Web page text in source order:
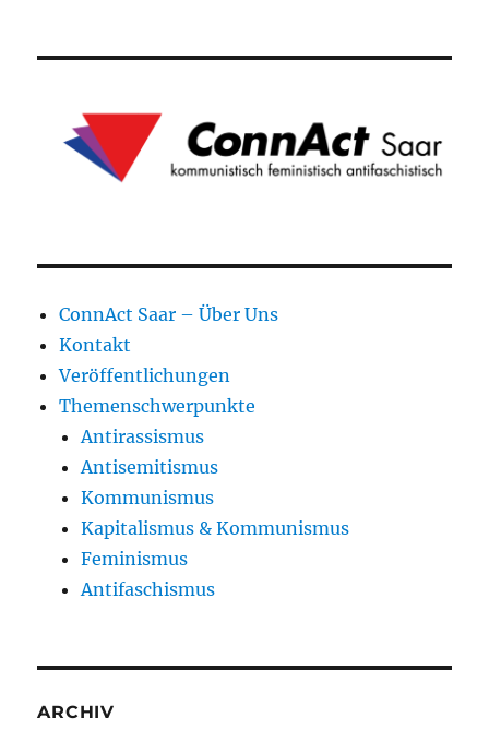
ConnAct Saar – Über Uns
Kontakt
Veröffentlichungen
Themenschwerpunkte
Antirassismus
Antisemitismus
Kommunismus
Kapitalismus & Kommunismus
Feminismus
Antifaschismus
ARCHIV